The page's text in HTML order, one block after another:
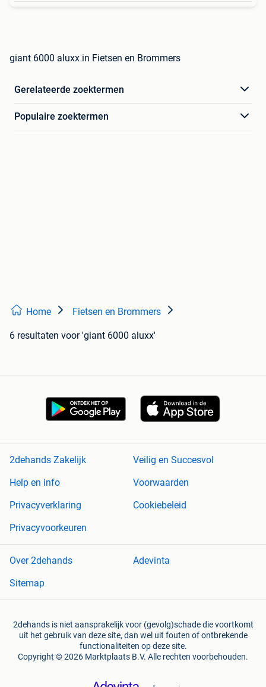
giant 6000 aluxx in Fietsen en Brommers
Gerelateerde zoektermen
Populaire zoektermen
Home Fietsen en Brommers
6 resultaten voor 'giant 6000 aluxx'
2dehands Zakelijk
Veilig en Succesvol
Help en info
Voorwaarden
Privacyverklaring
Cookiebeleid
Privacyvoorkeuren
Over 2dehands
Adevinta
Sitemap
2dehands is niet aansprakelijk voor (gevolg)schade die voortkomt
uit het gebruik van deze site, dan wel uit fouten of ontbrekende
functionaliteiten op deze site.
Copyright © 2026 Marktplaats B.V. Alle rechten voorbehouden.